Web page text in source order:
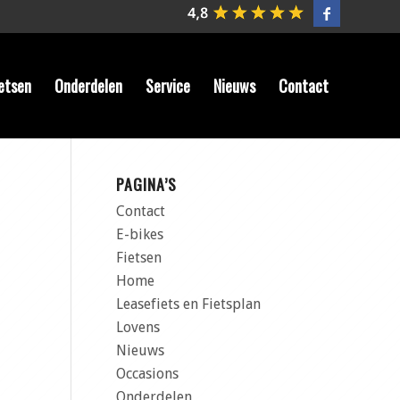
Onderdelen Service Nieuws Contact
PAGINA’S
Contact
E-bikes
Fietsen
Home
Leasefiets en Fietsplan
Lovens
Nieuws
Occasions